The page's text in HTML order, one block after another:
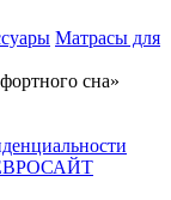
Матрасы для
сна»
ЕВРОСАЙТ